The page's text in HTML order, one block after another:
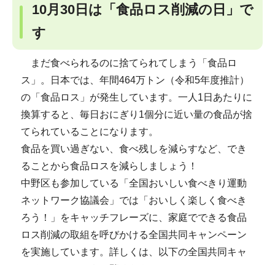
10月30日は「食品ロス削減の日」で
す
まだ食べられるのに捨てられてしまう「食品ロ
ス」。日本では、年間464万トン（令和5年度推計）
の「食品ロス」が発生しています。一人1日あたりに
換算すると、毎日おにぎり1個分に近い量の食品が捨
てられていることになります。
食品を買い過ぎない、食べ残しを減らすなど、でき
ることから食品ロスを減らしましょう！
中野区も参加している「全国おいしい食べきり運動
ネットワーク協議会」では「おいしく楽しく食べき
ろう！」をキャッチフレーズに、家庭でできる食品
ロス削減の取組を呼びかける全国共同キャンペーン
を実施しています。詳しくは、以下の全国共同キャ